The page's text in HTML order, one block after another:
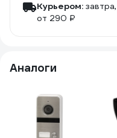
Курьером: завтра,
от 290 ₽
Аналоги